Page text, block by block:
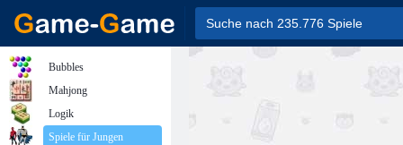
Bubbles
Mahjong
Logik
Spiele für Jungen